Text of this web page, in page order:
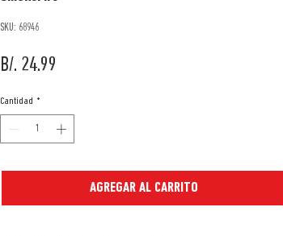
SKU: 68946
B/. 24.99
Cantidad *
AGREGAR AL CARRITO